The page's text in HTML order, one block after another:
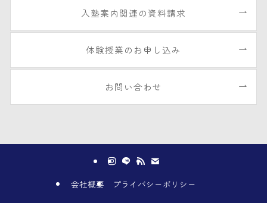
入塾案内関連の資料請求
体験授業のお申し込み
お問い合わせ
会社概要 プライバシーポリシー